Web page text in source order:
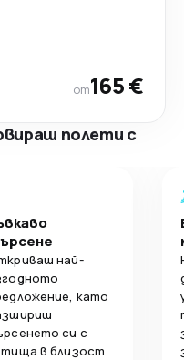
от165 €
полети с
най-
като
си с
в близост